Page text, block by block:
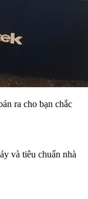
ra cho bạn chắc
và tiêu chuẩn nhà